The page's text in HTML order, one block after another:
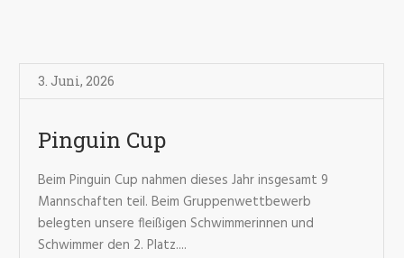
3. Juni, 2026
Pinguin Cup
Beim Pinguin Cup nahmen dieses Jahr insgesamt 9
Mannschaften teil. Beim Gruppenwettbewerb
belegten unsere fleißigen Schwimmerinnen und
Schwimmer den 2. Platz....